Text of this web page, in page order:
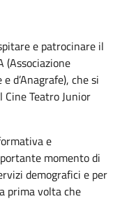
e patrocinare il
(Associazione
d’Anagrafe), che si
Teatro Junior
e
momento di
demografici e per
prima volta che